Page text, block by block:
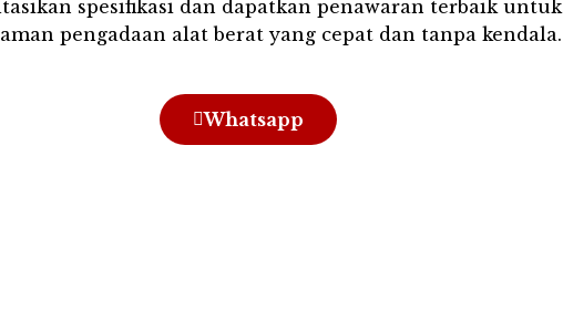
spesifikasi dan dapatkan penawaran terbaik untuk
pengadaan alat berat yang cepat dan tanpa kendala.
Whatsapp